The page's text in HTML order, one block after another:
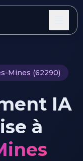
Mines (62290)
IA
à